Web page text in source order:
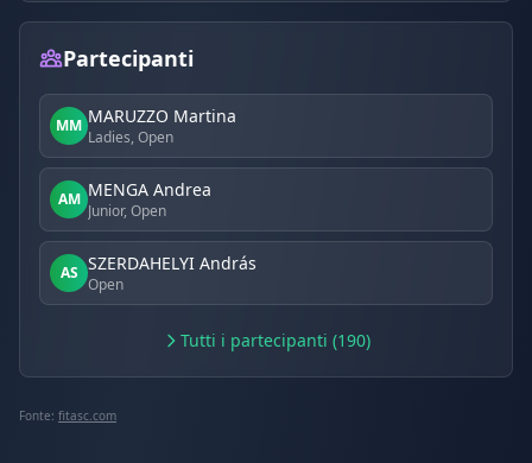
Partecipanti
MM MARUZZO Martina
Ladies, Open
AM MENGA Andrea
Junior, Open
AS SZERDAHELYI András
Open
Tutti i partecipanti (190)
Fonte: fitasc.com